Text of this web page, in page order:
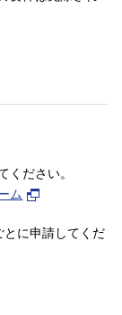
ださい。
ム
に申請してくだ